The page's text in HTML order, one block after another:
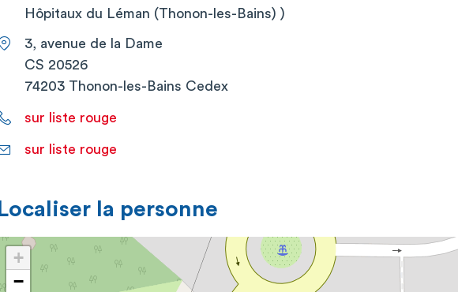
Hôpitaux du Léman (Thonon-les-Bains) )
3, avenue de la Dame
CS 20526
74203 Thonon-les-Bains Cedex
sur liste rouge
sur liste rouge
Localiser la personne
+
−